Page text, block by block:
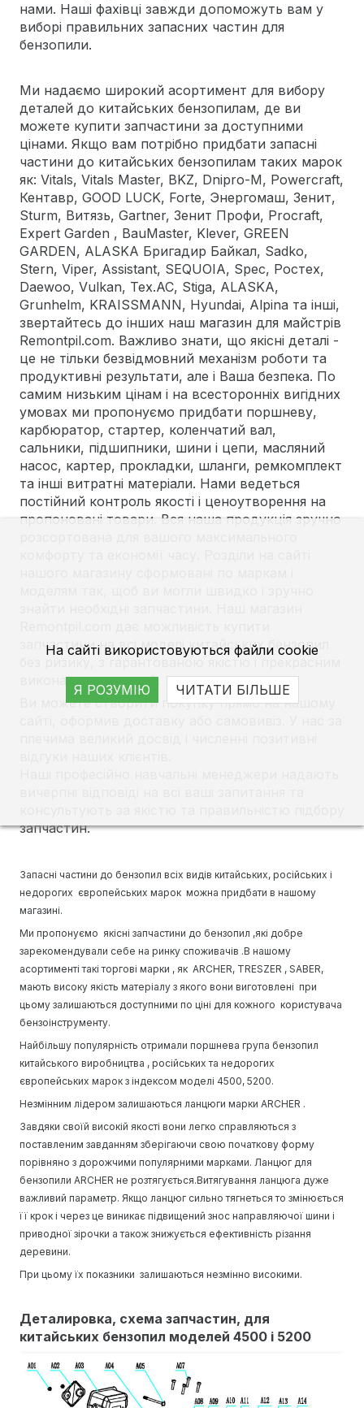
нами. Наші фахівці завжди допоможуть вам у
виборі правильних запасних частин для
бензопили.
Ми надаємо широкий асортимент для вибору
деталей до китайських бензопилам, де ви
можете купити запчастини за доступними
цінами. Якщо вам потрібно придбати запасні
частини до китайських бензопилам таких марок
як: Vitals, Vitals Master, BKZ, Dnipro-M, Powercraft,
Кентавр, GOOD LUCK, Forte, Энергомаш, Зенит,
Sturm, Витязь, Gartner, Зенит Профи, Procraft,
Expert Garden , BauMaster, Klever, GREEN
GARDEN, ALASKA Бригадир Байкал, Sadko,
Stern, Viper, Assistant, SEQUOIA, Spec, Ростех,
Daewoo, Vulkan, Tex.AC, Stiga, ALASKA,
Grunhelm, KRAISSMANN, Hyundai, Alpina та інші,
звертайтесь до інших наш магазин для майстрів
Remontpil.com. Важливо знати, що якісні деталі -
це не тільки безвідмовний механізм роботи та
продуктивні результати, але і Ваша безпека. По
самим низьким цінам і на всесторонніх вигідних
умовах ми пропонуємо придбати поршневу,
карбюратор, стартер, коленчатий вал,
сальники, підшипники, шини і цепи, масляний
насос, картер, прокладки, шланги, ремкомплект
та інші витратні матеріали. Нами ведеться
постійний контроль якості і ценоутворення на
пропоновані товари. Вся наша продукція зручно
запчастини на всі моделі китайських бензопил
без ризику, з гарантованою якістю і прекрасним
виконанням деталей.
Ви можете створити покупку прямо на нашому
запчастин.
Запасні частини до бензопил всіх видів китайських, російських і
недорогих європейських марок можна придбати в нашому
магазині.
Ми пропонуємо якісні запчастини до бензопил ,які добре
зарекомендували себе на ринку споживачів .В нашому
асортименті такі торгові марки , як ARCHER, TRESZER , SABER,
мають високу якість матеріалу з якого вони виготовлені при
цьому залишаються доступними по ціні для кожного користувача
бензоінструменту.
Найбільшу популярність отримали поршнева група бензопил
китайського виробництва , російських та недорогих
європейських марок з індексом моделі 4500, 5200.
Незмінним лідером залишаються ланцюги марки ARCHER .
Завдяки своїй високій якості вони легко справляються з
поставленим завданням зберігаючи свою початкову форму
порівняно з дорожчими популярними марками. Ланцюг для
бензопили ARCHER не розтягується.Витягування ланцюга дуже
важливий параметр. Якщо ланцюг сильно тягнеться то змінюється
її крок і через це виникає підвищений знос направляючої шини і
приводної зірочки а також знижується ефективність різання
деревини.
При цьому їх показники залишаються незмінно високими.
Деталировка, схема запчастин, для
китайських бензопил моделей 4500 і 5200
На сайті використовуються файли cookie
Я РОЗУМІЮ ЧИТАТИ БІЛЬШЕ